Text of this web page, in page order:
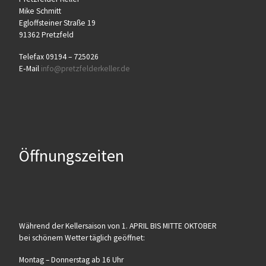
Mike Schmitt
Egloff­stei­ner Stra­ße 19
91362 Pretzfeld
Tele­fax 09194 – 725026
E‑Mail info@​pretzfelderkeller.​de
Öffnungszeiten
Wäh­rend der Kel­ler­sai­son von 1. APRIL BIS MITTE OKTOBER
bei schö­nem Wet­ter täg­lich geöffnet:
Mon­tag – Don­ners­tag ab 16 Uhr